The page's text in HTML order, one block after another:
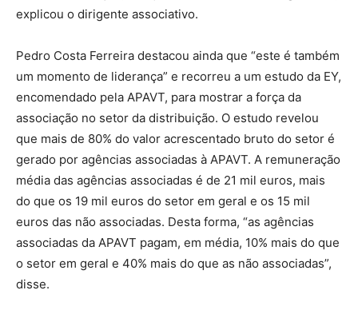
explicou o dirigente associativo.
Pedro Costa Ferreira destacou ainda que “este é também
um momento de liderança” e recorreu a um estudo da EY,
encomendado pela APAVT, para mostrar a força da
associação no setor da distribuição. O estudo revelou
que mais de 80% do valor acrescentado bruto do setor é
gerado por agências associadas à APAVT. A remuneração
média das agências associadas é de 21 mil euros, mais
do que os 19 mil euros do setor em geral e os 15 mil
euros das não associadas. Desta forma, “as agências
associadas da APAVT pagam, em média, 10% mais do que
o setor em geral e 40% mais do que as não associadas”,
disse.